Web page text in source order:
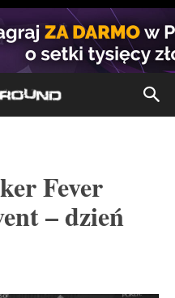
Fever
– dzień